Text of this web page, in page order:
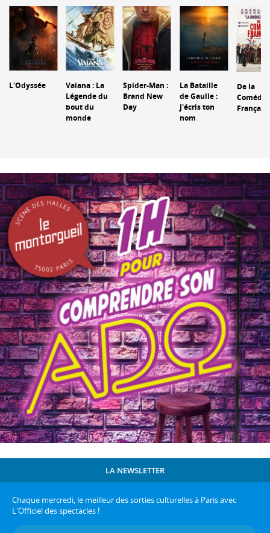
L'Odyssée
Vaiana : La
Légende du
bout du
monde
Spider-Man :
Brand New
Day
La Bataille
de Gaulle :
J'écris ton
nom
De la
LA NEWSLETTER
Chaque mercredi, le meilleur des sorties culturelles à Paris avec
L'Officiel des spectacles !